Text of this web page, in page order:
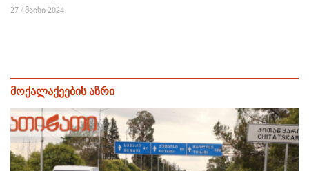
27 / მაისი 2024
მოქალაქეების აზრი